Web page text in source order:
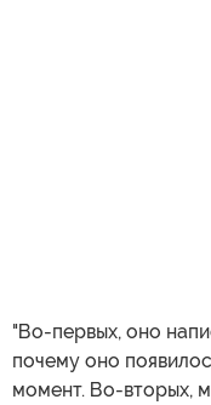
"Во-первых, оно
почему оно
момент. Во-вторых,